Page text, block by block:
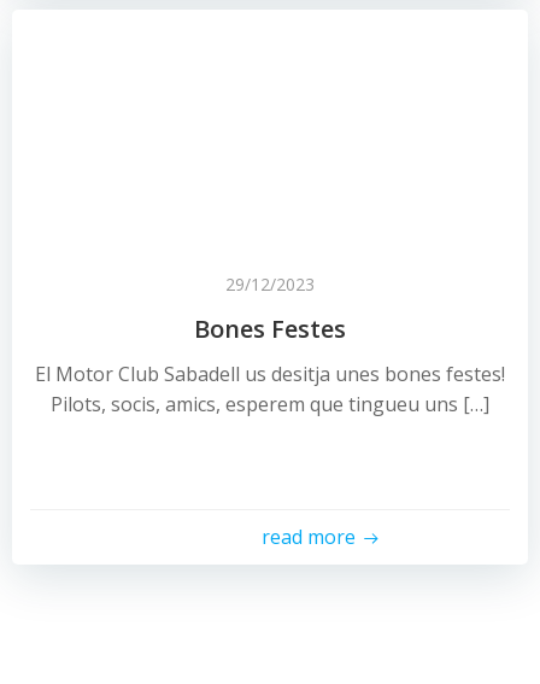
29/12/2023
Bones Festes
El Motor Club Sabadell us desitja unes bones festes!
Pilots, socis, amics, esperem que tingueu uns […]
read more